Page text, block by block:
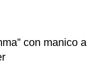
con manico a